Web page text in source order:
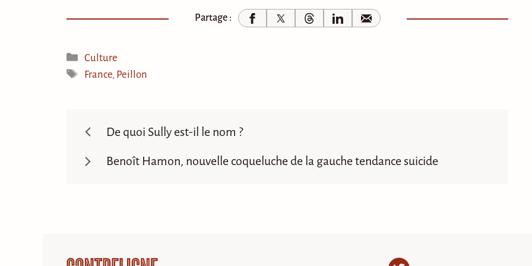
Partage :
Catégories
Culture
Étiquettes
France, Peillon
De quoi Sully est-il le nom ?
Benoît Hamon, nouvelle coqueluche de la gauche tendance suicide